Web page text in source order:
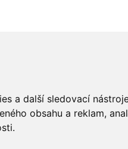
a další sledovací
obsahu a reklam,